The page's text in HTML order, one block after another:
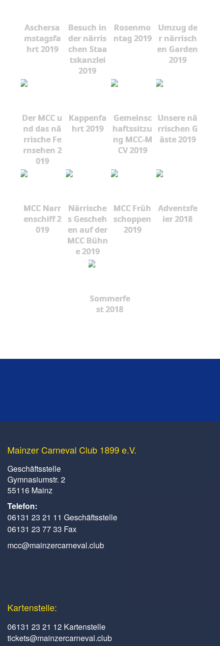
Aschersa
mstagsfa
hrt 2019
Besuch in
der närris
chen Staa
tskanzlei
2019
Rosenmo
ntag 2019
Umzug de
r närrisch
en Garden
2019
Der MCC u
nd das nä
rrische Fe
rnsehen 2
019
Kappenfa
hrt 2019
Gemeinsc
haftssitzu
ng MCC-M
CV 2019
Unsere nä
rrischen G
äste 2019
MCC Narr
enschiff 2
019
Närrische
s Gescheh
en auf der
MCC Bühn
e 2019
MCC Früh
schoppen
2019
Adventsfe
ier 2018
Sommerfe
st 2018
Mainzer Carneval Club 1899 e.V.
Geschäftsstelle
Gymnasiumstr. 2
55116 Mainz
Telefon:
06131 23 21 11 Geschäftsstelle
06131 23 77 33 Fax
mcc@mainzercarneval.club
Kartenstelle:
06131 23 21 12 Kartenstelle
tickets@mainzercarneval.club